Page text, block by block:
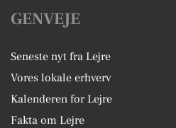
GENVEJE
Seneste nyt fra Lejre
Vores lokale erhverv
Kalenderen for Lejre
Fakta om Lejre